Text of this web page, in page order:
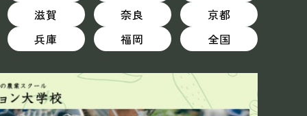
滋賀 奈良
京都
兵庫 福岡 全国